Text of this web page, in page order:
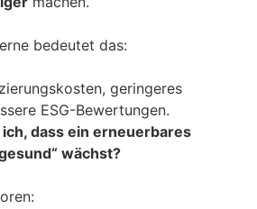
bedeutet das:
geringeres
ESG-Bewertungen.
dass ein erneuerbares
wächst?